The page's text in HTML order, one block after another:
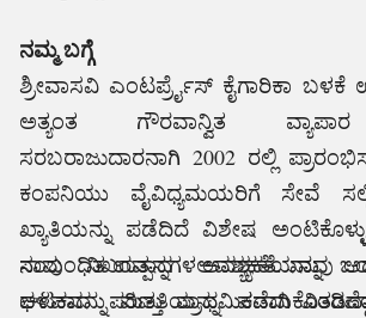
ನಮ್ಮ ಬಗ್ಗೆ
ಶ್ರೀವಾಸವಿ ಎಂಟರ್ಪ್ರೈಸ್ ಕೈಗಾರಿಕಾ ಬಳಕೆ
ಅತ್ಯಂತ ಗೌರವಾನ್ವಿತ
ಸರಬರಾಜುದಾರನಾಗಿ 2002 ರಲ್ಲಿ
ಕಂಪನಿಯು ವೈವಿಧ್ಯಮಯರಿಗೆ ಸೇವೆ
ಖ್ಯಾತಿಯನ್ನು ಪಡೆದಿದೆ ವಿಶೇಷ
ಸಂಬಂಧಿತ ಉತ್ಪನ್ನಗಳ ಅವಶ್ಯಕತೆ. ನಾವು
ಘಟಕವನ್ನು ಮತ್ತು ಪ್ರಾಥಮಿಕವಾಗಿ
ನಾವು ನಿಖರವಾದ ಅವಶ್ಯಕತೆಯನ್ನು
ಆಳವಾದ ಪರಿಣತಿಯನ್ನು